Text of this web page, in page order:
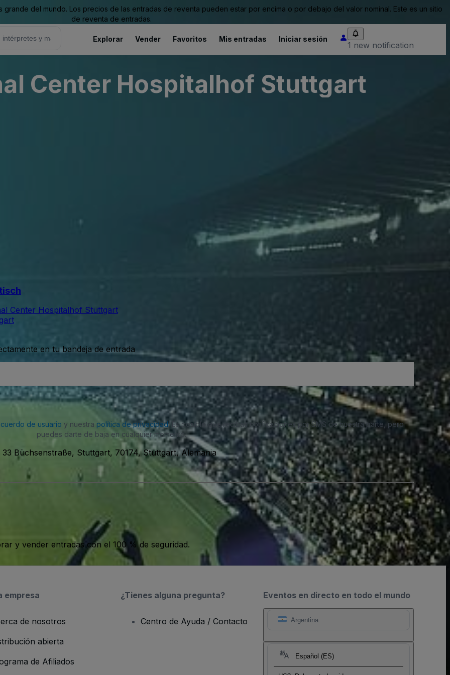
del mundo. Los precios de las entradas de reventa pueden estar por encima o por debajo del valor nominal. Este es un sitio
de reventa de entradas.
Explorar Vender Favoritos Mis entradas Iniciar sesión
1 new notification
Center Hospitalhof Stuttgart
Center Hospitalhof Stuttgart
en tu bandeja de entrada
de usuario y nuestra política de privacidad. Es posible que recibas notificaciones por SMS de nuestra parte, pero
puedes darte de baja en cualquier momento.
33 Büchsenstraße, Stuttgart, 70174, Stuttgart, Alemania
y vender entradas con el 100 % de seguridad.
Eventos en directo en todo el mundo
Argentina
Español (ES)
empresa
de nosotros
abierta
de Afiliados
¿Tienes alguna pregunta?
Centro de Ayuda / Contacto